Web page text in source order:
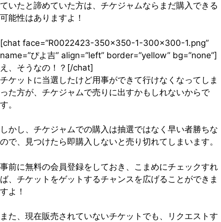
ていたと諦めていた方は、チケジャムならまだ購入できる
可能性はありますよ！
[chat face=”R0022423-350×350-1-300×300-1.png”
name=”ぴよ吉” align=”left” border=”yellow” bg=”none”]
え、そうなの！？[/chat]
チケットに当選したけど用事ができて行けなくなってしま
った方が、チケジャムで売りに出すかもしれないからで
す。
しかし、チケジャムでの購入は抽選ではなく早い者勝ちな
ので、見つけたら即購入しないと売り切れてしまいます。
事前に無料の会員登録をしておき、こまめにチェックすれ
ば、チケットをゲットするチャンスを広げることができま
すよ！
また、現在販売されていないチケットでも、リクエストす